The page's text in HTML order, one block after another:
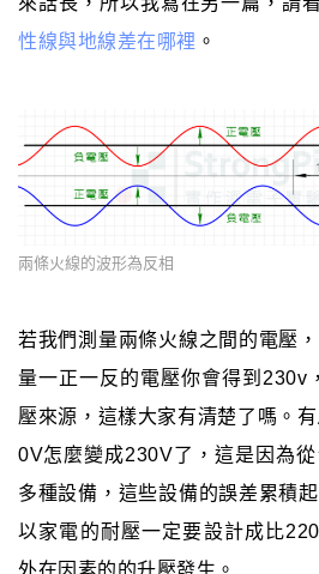
性線與地線差在哪裡 。
兩條火線的波形為反相
若我們測量兩條火線之間的電壓
量一正一反的電壓你會得到230v
壓來源，這樣大家有清楚了嗎。
0V怎麼變成230V了，這是因為
多種設備，這些設備的誤差累積
以家電的耐壓一定要設計成比